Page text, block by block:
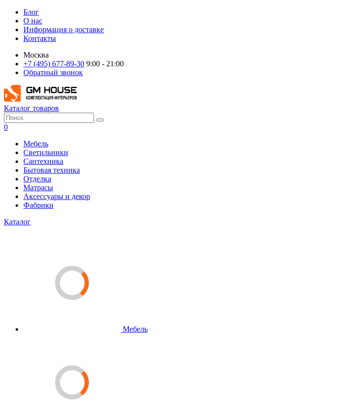
Блог
О нас
Информация о доставке
Контакты
Москва
+7 (495) 677-89-30 9:00 - 21:00
Обратный звонок
Каталог товаров
0
Мебель
Светильники
Сантехника
Бытовая техника
Отделка
Матрасы
Аксессуары и декор
Фабрики
Каталог
Мебель